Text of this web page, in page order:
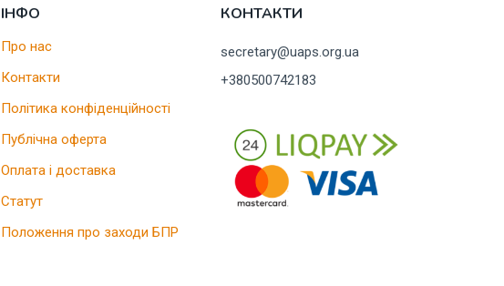
ІНФО
Про нас
Контакти
Політика конфіденційності
Публічна оферта
Оплата і доставка
Статут
Положення про заходи БПР
КОНТАКТИ
secretary@uaps.org.ua
+380500742183